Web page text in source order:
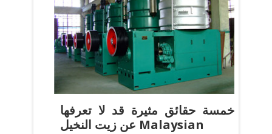
خمسة حقائق مثيرة قد لا تعرفها
عن زيت النخيل Malaysian